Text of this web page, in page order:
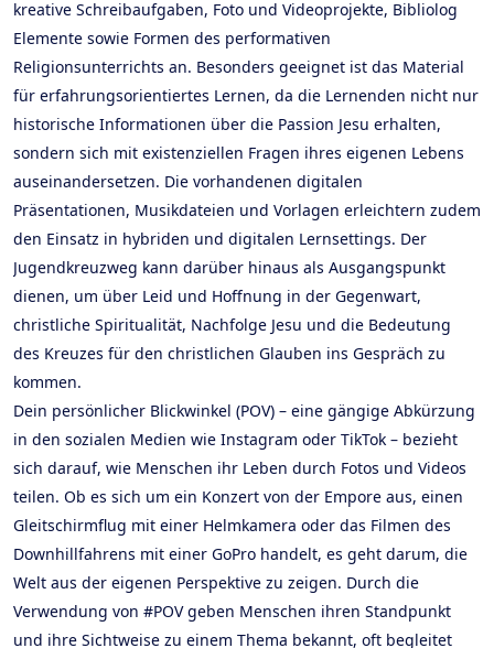
kreative Schreibaufgaben, Foto und Videoprojekte, Bibliolog
Elemente sowie Formen des performativen
Religionsunterrichts an. Besonders geeignet ist das Material
für erfahrungsorientiertes Lernen, da die Lernenden nicht nur
historische Informationen über die Passion Jesu erhalten,
sondern sich mit existenziellen Fragen ihres eigenen Lebens
auseinandersetzen. Die vorhandenen digitalen
Präsentationen, Musikdateien und Vorlagen erleichtern zudem
den Einsatz in hybriden und digitalen Lernsettings. Der
Jugendkreuzweg kann darüber hinaus als Ausgangspunkt
dienen, um über Leid und Hoffnung in der Gegenwart,
christliche Spiritualität, Nachfolge Jesu und die Bedeutung
des Kreuzes für den christlichen Glauben ins Gespräch zu
kommen.
Dein persönlicher Blickwinkel (POV) – eine gängige Abkürzung
in den sozialen Medien wie Instagram oder TikTok – bezieht
sich darauf, wie Menschen ihr Leben durch Fotos und Videos
teilen. Ob es sich um ein Konzert von der Empore aus, einen
Gleitschirmflug mit einer Helmkamera oder das Filmen des
Downhillfahrens mit einer GoPro handelt, es geht darum, die
Welt aus der eigenen Perspektive zu zeigen. Durch die
Verwendung von #POV geben Menschen ihren Standpunkt
und ihre Sichtweise zu einem Thema bekannt, oft begleitet